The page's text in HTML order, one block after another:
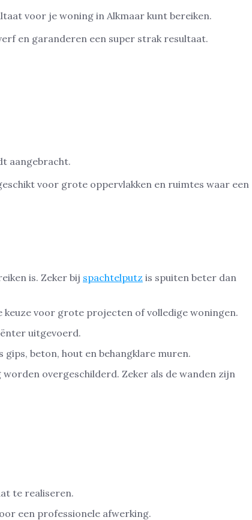
voor je woning in Alkmaar kunt bereiken.
en garanderen een super strak resultaat.
aangebracht.
voor grote oppervlakken en ruimtes waar een
is. Zeker bij spachtelputz is spuiten beter dan
voor grote projecten of volledige woningen.
uitgevoerd.
beton, hout en behangklare muren.
overgeschilderd. Zeker als de wanden zijn
te realiseren.
een professionele afwerking.